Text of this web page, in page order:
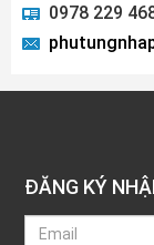
0978 229
ĐĂNG KÝ